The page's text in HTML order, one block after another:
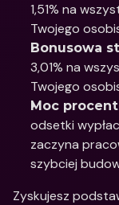
1,51% na
Twojego
Bonusowa
3,01% na
Twojego
Moc
odsetki
zaczyna
szybciej
Zyskujesz